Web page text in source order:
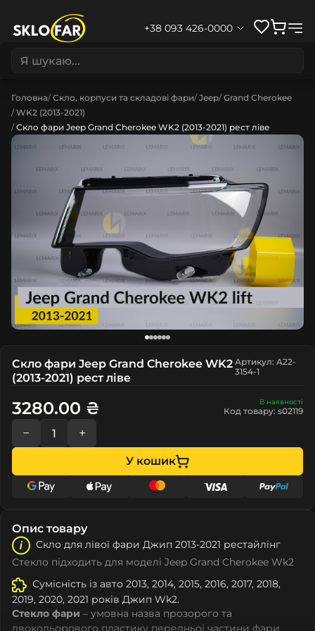
+38 093 426-0000
Головна Скло, корпуси та складові фари Jeep Grand Cherokee
WK2 (2013-2021)
Скло фари Jeep Grand Cherokee WK2 (2013-2021) рест ліве
Скло фари Jeep Grand Cherokee WK2
(2013-2021) рест ліве
Артикул: A22-
3154-1
В наявності
Код товару: s02119
3280.00 ₴
− +
У кошик
Опис товару
Скло для лівої фари Джип 2013-2021 рестайлінг
Стекло підходить для моделі Jeep Grand Cherokee Wk2
Сумісність із авто 2013, 2014, 2015, 2016, 2017, 2018,
2019, 2020, 2021 років Джип Wk2.
Стекло фари – умовна назва прозорого та
двокольорового пластику передньої частини фари